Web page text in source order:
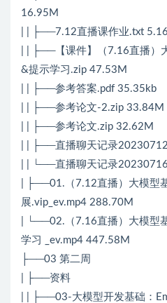
16.95M
| | ├──7.12直播课作业.txt
| | ├──【课件】（7.16直播）
&提示学习.zip 47.53M
| | ├──参考答案.pdf 35.35kb
| | ├──参考论文-2.zip 33.84M
| | ├──参考论文.zip 32.62M
| | ├──直播聊天记录
| | └──直播聊天记录
| ├──01.（7.12直播）大模型
展.vip_ev.mp4 288.70M
| └──02.（7.16直播）大模型
学习 _ev.mp4 447.58M
├──03 第二周
| ├──资料
| | ├──03-大模型开发基础：